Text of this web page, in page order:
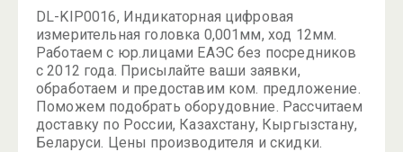
DL-KIP0016, Индикаторная цифровая
измерительная головка 0,001мм, ход 12мм.
Работаем с юр.лицами ЕАЭС без посредников
с 2012 года. Присылайте ваши заявки,
обработаем и предоставим ком. предложение.
Поможем подобрать оборудовние. Рассчитаем
доставку по России, Казахстану, Кыргызстану,
Беларуси. Цены производителя и скидки.